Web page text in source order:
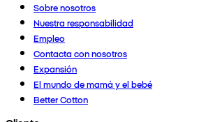
Sobre nosotros
Nuestra responsabilidad
Empleo
Contacta con nosotros
Expansión
El mundo de mamá y el bebé
Better Cotton